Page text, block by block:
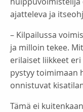
ajatteleva ja
– Kilpailussa
ja milloin tekee.
erilaiset liikkeet
pystyy toimimaan
onnistuvat
Tämä ei